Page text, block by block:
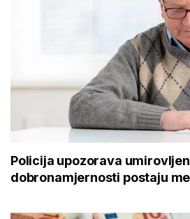
Policija upozorava
dobronamjernosti postaju